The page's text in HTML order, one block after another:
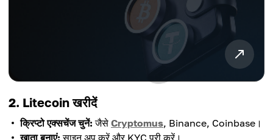
2. Litecoin खरीदें
क्रिप्टो एक्सचेंज चुनें: जैसे Cryptomus, Binance, Coinbase।
खाता बनाएं: साइन अप करें और KYC पूरी करें।